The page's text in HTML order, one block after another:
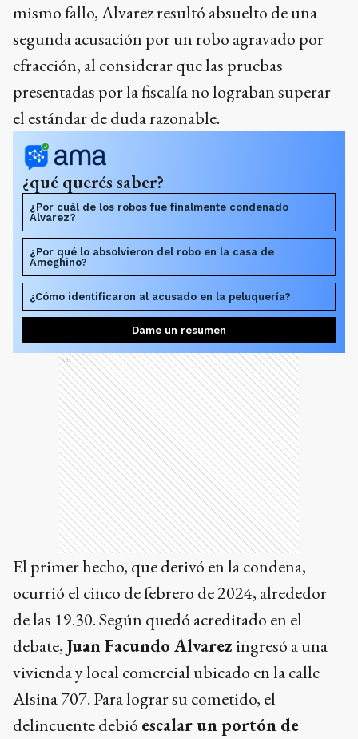
mismo fallo, Alvarez resultó absuelto de una
segunda acusación por un robo agravado por
efracción, al considerar que las pruebas
presentadas por la fiscalía no lograban superar
el estándar de duda razonable.
¿qué querés saber?
¿Por cuál de los robos fue finalmente condenado
Alvarez?
¿Por qué lo absolvieron del robo en la casa de
Ameghino?
¿Cómo identificaron al acusado en la peluquería?
Dame un resumen
Ads
El primer hecho, que derivó en la condena,
ocurrió el cinco de febrero de 2024, alrededor
de las 19.30. Según quedó acreditado en el
debate, Juan Facundo Alvarez ingresó a una
vivienda y local comercial ubicado en la calle
Alsina 707. Para lograr su cometido, el
delincuente debió escalar un portón de